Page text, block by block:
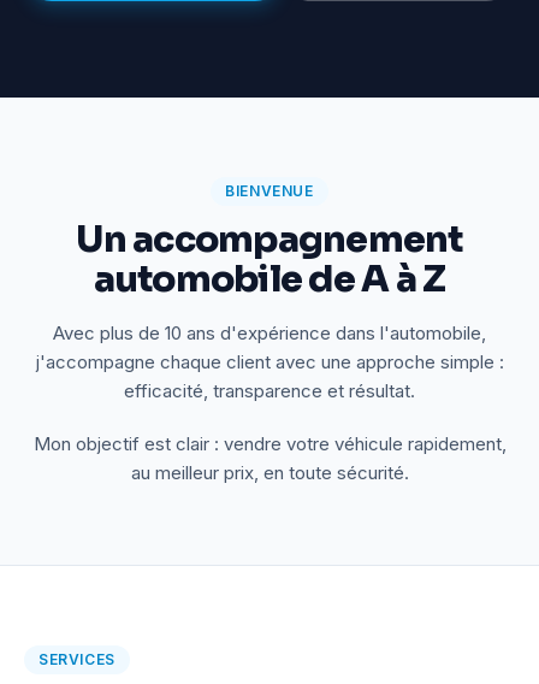
BIENVENUE
Un accompagnement
automobile de A à Z
Avec plus de 10 ans d'expérience dans l'automobile,
j'accompagne chaque client avec une approche simple :
efficacité, transparence et résultat.
Mon objectif est clair : vendre votre véhicule rapidement,
au meilleur prix, en toute sécurité.
SERVICES